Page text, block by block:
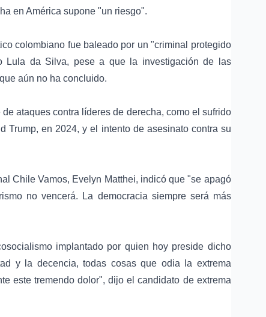
en América supone "un riesgo".
colombiano fue baleado por un "criminal protegido
Lula da Silva, pese a que la investigación de las
aún no ha concluido.
ataques contra líderes de derecha, como el sufrido
Trump, en 2024, y el intento de asesinato contra su
Chile Vamos, Evelyn Matthei, indicó que "se apagó
no vencerá. La democracia siempre será más
implantado por quien hoy preside dicho
y la decencia, todas cosas que odia la extrema
este tremendo dolor", dijo el candidato de extrema